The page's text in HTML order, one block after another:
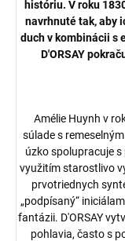
históriu. V roku
navrhnuté tak, aby
duch v kombinácii s
D'ORSAY
Amélie Huynh v
súlade s
úzko spolupracuje
využitím starostlivo
prvotriednych
„podpísaný“
fantázii. D'ORSAY
pohlavia, často s